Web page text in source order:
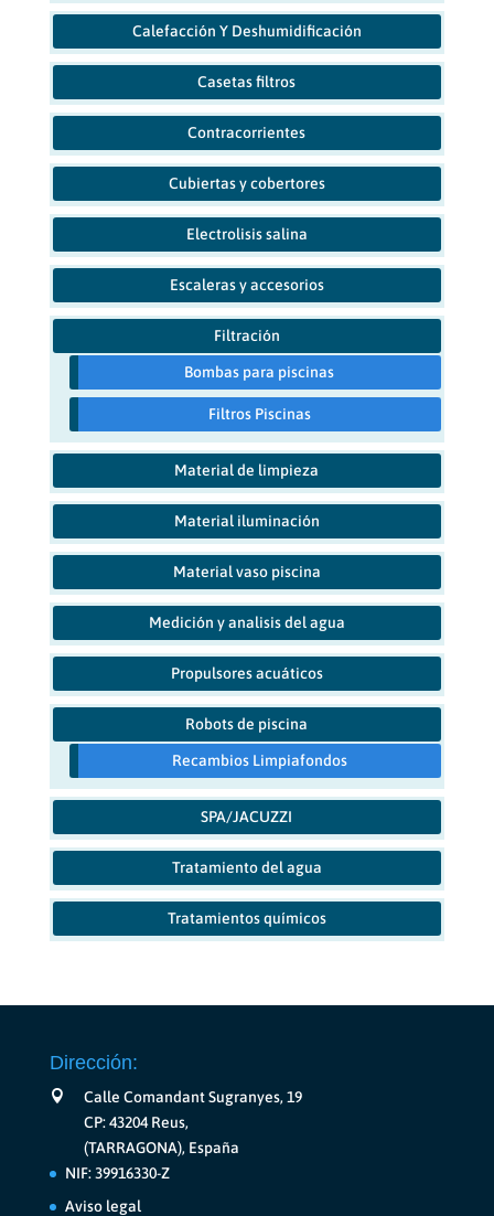
Calefacción Y Deshumidificación
Casetas filtros
Contracorrientes
Cubiertas y cobertores
Electrolisis salina
Escaleras y accesorios
Filtración
Bombas para piscinas
Filtros Piscinas
Material de limpieza
Material iluminación
Material vaso piscina
Medición y analisis del agua
Propulsores acuáticos
Robots de piscina
Recambios Limpiafondos
SPA/JACUZZI
Tratamiento del agua
Tratamientos químicos
Dirección:
Calle Comandant Sugranyes, 19
CP: 43204 Reus,
(TARRAGONA), España
NIF: 39916330-Z
Aviso legal